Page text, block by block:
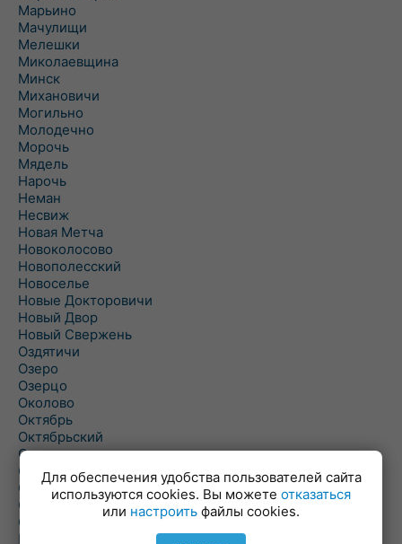
Марьино
Мачулищи
Мелешки
Миколаевщина
Минск
Михановичи
Могильно
Молодечно
Морочь
Мядель
Нарочь
Неман
Несвиж
Новая Метча
Новоколосово
Новополесский
Новоселье
Новые Докторовичи
Новый Двор
Новый Свержень
Оздятичи
Озеро
Озерцо
Околово
Октябрь
Октябрьский
Олехновичи
Омговичи
Оношки
Осовец
Острошицкий Городок
Пасека
Для обеспечения удобства пользователей сайта
используются cookies. Вы можете отказаться
или настроить файлы cookies.